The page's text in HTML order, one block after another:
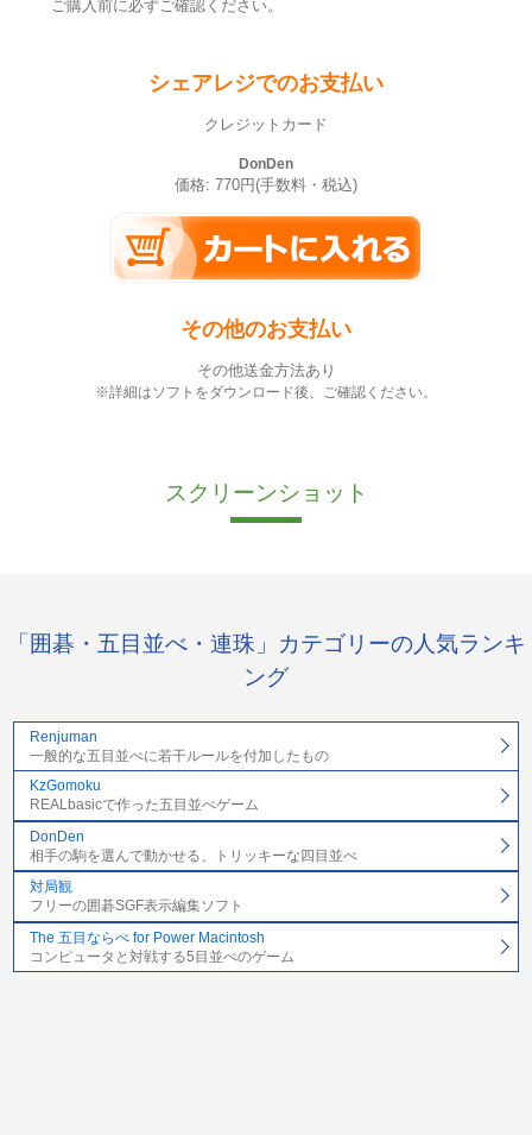
ご購入前に必ずご確認ください。
シェアレジでのお支払い
クレジットカード
DonDen
価格: 770円(手数料・税込)
その他のお支払い
その他送金方法あり
※詳細はソフトをダウンロード後、ご確認ください。
スクリーンショット
「囲碁・五目並べ・連珠」カテゴリーの人気ランキ
ング
Renjuman
一般的な五目並べに若干ルールを付加したもの
KzGomoku
REALbasicで作った五目並べゲーム
DonDen
相手の駒を選んで動かせる、トリッキーな四目並べ
対局観
フリーの囲碁SGF表示編集ソフト
The 五目ならべ for Power Macintosh
コンピュータと対戦する5目並べのゲーム